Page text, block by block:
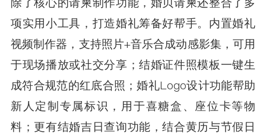
项实用小工具，打造婚礼筹备好帮手。内置婚礼
视频制作器，支持照片+音乐合成动感影集，可用
于现场播放或社交分享；结婚证件照模板一键生
成符合规范的红底合照；婚礼Logo设计功能帮助
新人定制专属标识，用于喜糖盒、座位卡等物
料；更有结婚吉日查询功能，结合黄历与节假日